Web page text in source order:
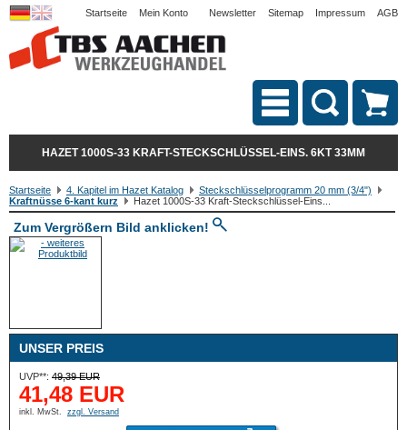
Startseite Mein Konto Newsletter Sitemap Impressum AGB
HAZET 1000S-33 KRAFT-STECKSCHLÜSSEL-EINS. 6KT 33MM
Startseite 4. Kapitel im Hazet Katalog
Steckschlüsselprogramm 20 mm (3/4")
Kraftnüsse 6-kant kurz
Hazet 1000S-33 Kraft-Steckschlüssel-Eins...
Zum Vergrößern Bild anklicken!
UNSER PREIS
UVP**: 49,39 EUR
41,48 EUR
inkl. MwSt. zzgl. Versand